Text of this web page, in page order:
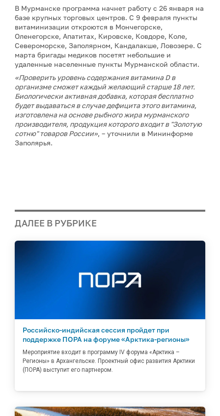
В Мурманске программа начнет работу с 26 января на
базе крупных торговых центров. С 9 февраля пункты
витаминизации откроются в Мончегорске,
Оленегорске, Апатитах, Кировске, Ковдоре, Коле,
Североморске, Заполярном, Кандалакше, Ловозере. С
марта бригады медиков посетят небольшие и
удаленные населенные пункты Мурманской области.
«Проверить уровень содержания витамина D в
организме сможет каждый желающий старше 18 лет.
Биологически активная добавка, которая бесплатно
будет выдаваться в случае дефицита этого витамина,
изготовлена на основе рыбного жира мурманского
производителя, продукция которого входит в "Золотую
сотню" товаров России», – уточнили в Мининформе
Заполярья.
ДАЛЕЕ В РУБРИКЕ
Российско-индийская сессия пройдет при
поддержке ПОРА на форуме «Арктика-регионы»
Мероприятие входит в программу IV форума «Арктика –
Регионы» в Архангельске. Проектный офис развития Арктики
(ПОРА) выступит его партнером.